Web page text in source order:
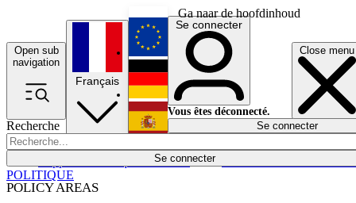
Ga naar de hoofdinhoud
Open sub
navigation
Close menu
Recherche
Se connecter
POLICY AREAS
Économie
Français
English
Deutsch
Español
Se connecter
Vous êtes déconnecté.
Se connecter
POLITIQUE